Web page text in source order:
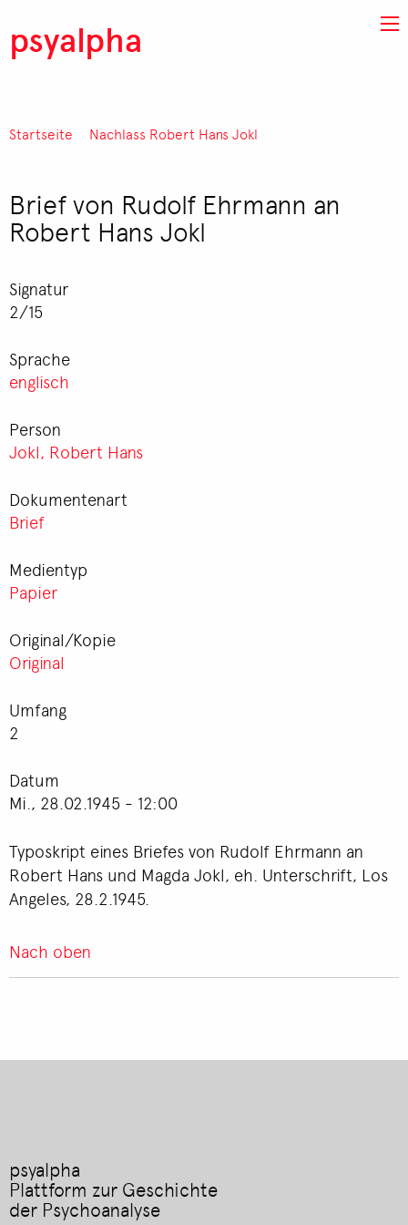
psyalpha
Pfadnavigation
Startseite Nachlass Robert Hans Jokl
Brief von Rudolf Ehrmann an
Robert Hans Jokl
Signatur
2/15
Sprache
englisch
Person
Jokl, Robert Hans
Dokumentenart
Brief
Medientyp
Papier
Original/Kopie
Original
Umfang
2
Datum
Mi., 28.02.1945 - 12:00
Typoskript eines Briefes von Rudolf Ehrmann an
Robert Hans und Magda Jokl, eh. Unterschrift, Los
Angeles, 28.2.1945.
Nach oben
psyalpha
Plattform zur Geschichte
der Psychoanalyse